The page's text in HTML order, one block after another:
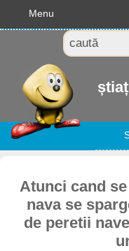
Menu
Atunci cand
nava se
de peretii